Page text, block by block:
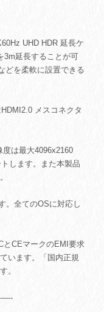
UHD HDR 延長ケ
3m延長することが可
どを柔軟に設置できる
メスコネクタ
は最大4096x2160
します。また本製品
。全てのOSに対応し
とCEマークのEMI要求
います。「国内正規
。